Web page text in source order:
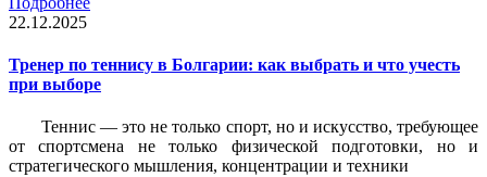
22.12.2025
Тренер по теннису в Болгарии: как выбрать и что учесть
при выборе
Теннис — это не только спорт, но и искусство, требующее
от спортсмена не только физической подготовки, но и
стратегического мышления, концентрации и техники